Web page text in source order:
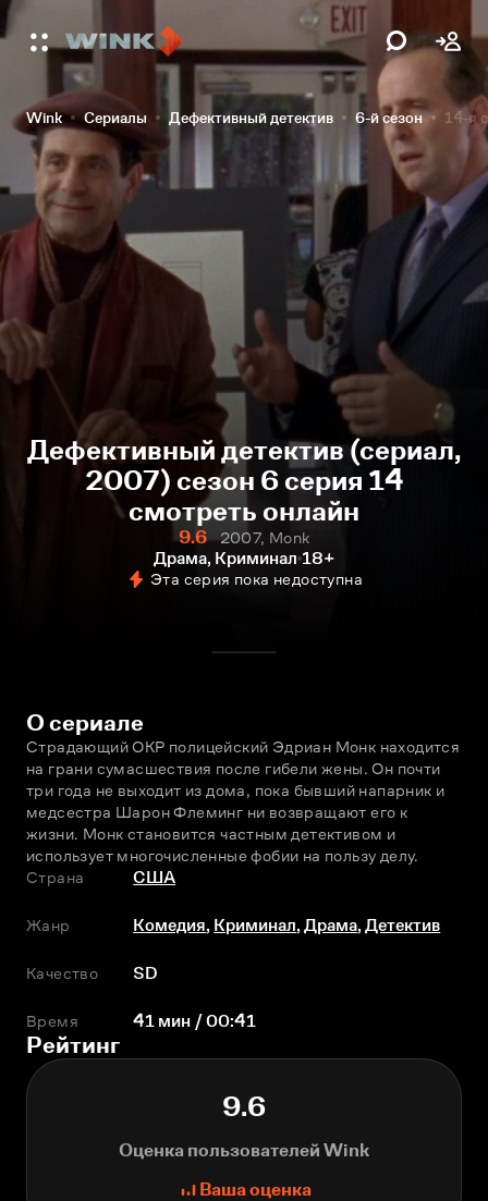
Wink Сериалы Дефективный детектив 6-й сезон 14-я
Дефективный детектив (сериал,
2007) сезон 6 серия 14
смотреть онлайн
9.6
2007, Monk
Драма, Криминал 18+
Эта серия пока недоступна
О сериале
Страдающий ОКР полицейский Эдриан Монк находится
на грани сумасшествия после гибели жены. Он почти
три года не выходит из дома, пока бывший напарник и
медсестра Шарон Флеминг ни возвращают его к
жизни. Монк становится частным детективом и
использует многочисленные фобии на пользу делу.
Страна
США
Жанр Комедия, Криминал,Драма,Детектив
Качество SD
Время 41 мин / 00:41
Рейтинг
9.6
Оценка пользователей Wink
Ваша оценка